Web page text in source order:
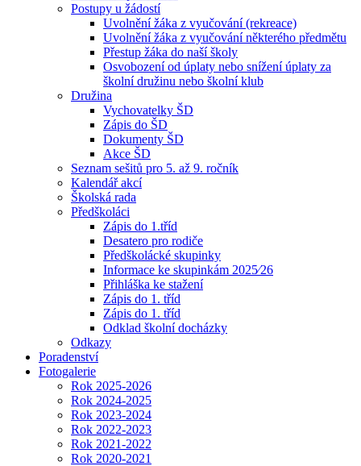
Postupy u žádostí
Uvolnění žáka z vyučování (rekreace)
Uvolnění žáka z vyučování některého předmětu
Přestup žáka do naší školy
Osvobození od úplaty nebo snížení úplaty za
školní družinu nebo školní klub
Družina
Vychovatelky ŠD
Zápis do ŠD
Dokumenty ŠD
Akce ŠD
Seznam sešitů pro 5. až 9. ročník
Kalendář akcí
Školská rada
Předškoláci
Zápis do 1.tříd
Desatero pro rodiče
Předškolácké skupinky
Informace ke skupinkám 2025⁄26
Přihláška ke stažení
Zápis do 1. tříd
Zápis do 1. tříd
Odklad školní docházky
Odkazy
Poradenství
Fotogalerie
Rok 2025-2026
Rok 2024-2025
Rok 2023-2024
Rok 2022-2023
Rok 2021-2022
Rok 2020-2021